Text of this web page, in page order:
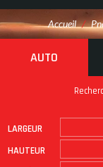
Accueil /
AUTO
LARGEUR
HAUTEUR